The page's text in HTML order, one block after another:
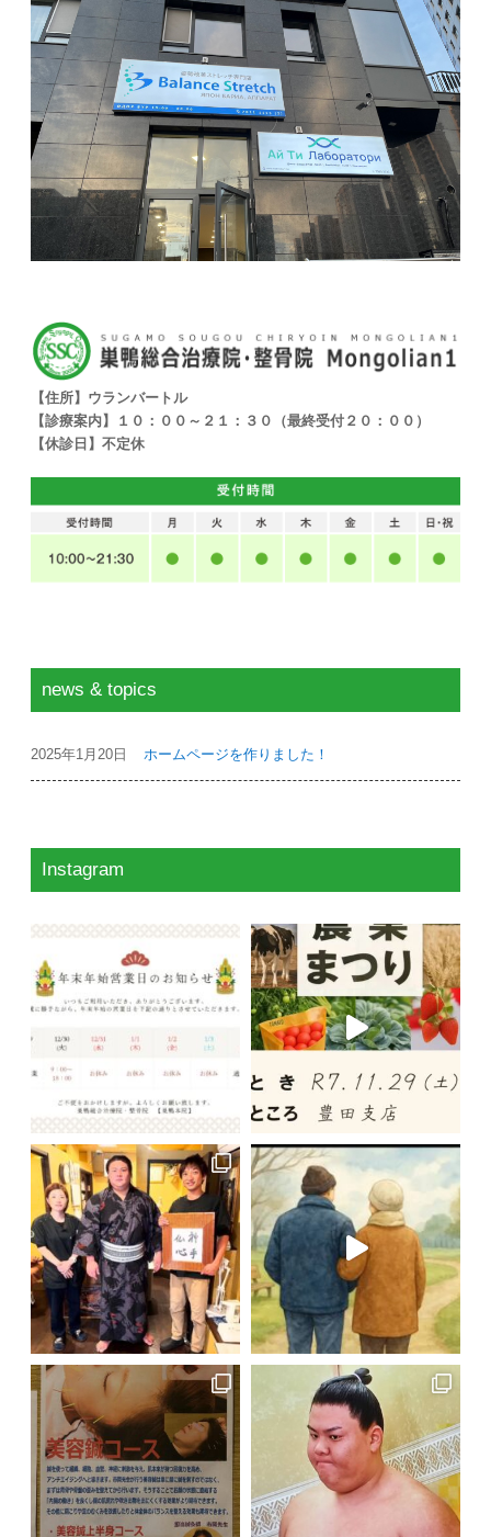
【住所】ウランバートル
【診療案内】１０：００～２１：３０（最終受付２０：００）
【休診日】不定休
news & topics
2025年1月20日 ホームページを作りました！
Instagram